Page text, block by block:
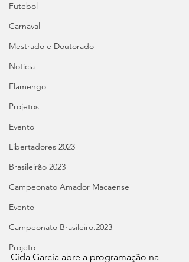
Futebol
Carnaval
Mestrado e Doutorado
Notícia
Flamengo
Projetos
Evento
Libertadores 2023
Brasileirão 2023
Campeonato Amador Macaense
Evento
Campeonato Brasileiro.2023
Projeto
Cida Garcia abre a programação na